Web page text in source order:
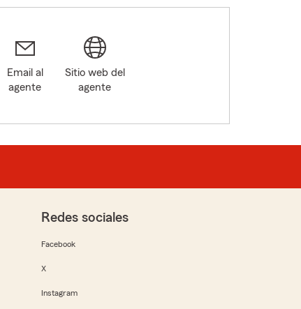
Email al
agente
Sitio web del
agente
Redes sociales
Facebook
X
Instagram